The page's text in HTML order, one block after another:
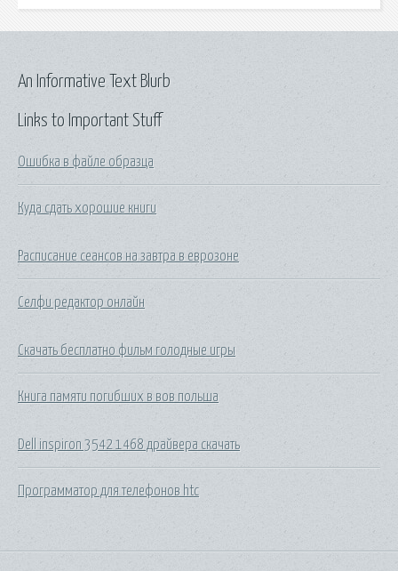
Links to Important Stuff
Ошибка в файле образца
Куда сдать хорошие книги
Расписание сеансов на завтра в еврозоне
Селфи редактор онлайн
Скачать бесплатно фильм голодные игры
Книга памяти погибших в вов польша
Dell inspiron 3542 1468 драйвера скачать
Программатор для телефонов htc
An Informative Text Blurb